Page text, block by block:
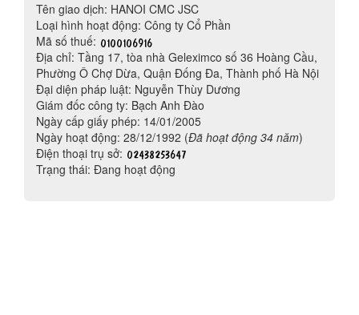
Tên giao dịch: HANOI CMC JSC
Loại hình hoạt động: Công ty Cổ Phần
Mã số thuế:
Địa chỉ: Tầng 17, tòa nhà Geleximco số 36 Hoàng Cầu,
Phường Ô Chợ Dừa, Quận Đống Đa, Thành phố Hà Nội
Đại diện pháp luật: Nguyễn Thùy Dương
Giám đốc công ty: Bạch Anh Đào
Ngày cấp giấy phép: 14/01/2005
Ngày hoạt động: 28/12/1992 (Đã hoạt động 34 năm)
Điện thoại trụ sở:
Trạng thái: Đang hoạt động